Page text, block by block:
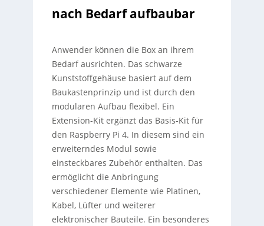
nach Bedarf aufbaubar
Anwender können die Box an ihrem
Bedarf ausrichten. Das schwarze
Kunststoffgehäuse basiert auf dem
Baukastenprinzip und ist durch den
modularen Aufbau flexibel. Ein
Extension-Kit ergänzt das Basis-Kit für
den Raspberry Pi 4. In diesem sind ein
erweiterndes Modul sowie
einsteckbares Zubehör enthalten. Das
ermöglicht die Anbringung
verschiedener Elemente wie Platinen,
Kabel, Lüfter und weiterer
elektronischer Bauteile. Ein besonderes